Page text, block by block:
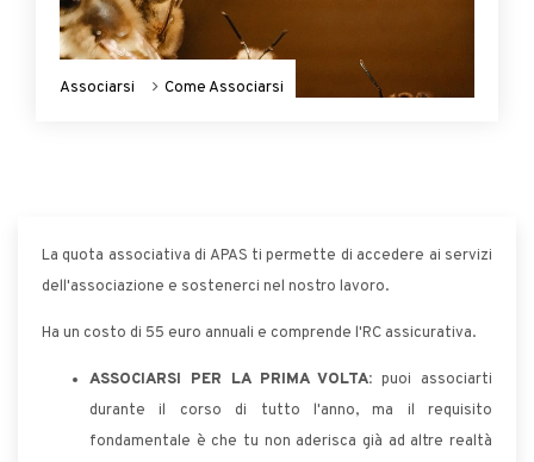
Associarsi Come Associarsi
La quota associativa di APAS ti permette di accedere ai servizi
dell'associazione e sostenerci nel nostro lavoro.
Ha un costo di 55 euro annuali e comprende l'RC assicurativa.
ASSOCIARSI PER LA PRIMA VOLTA: puoi associarti
durante il corso di tutto l'anno, ma il requisito
fondamentale è che tu non aderisca già ad altre realtà